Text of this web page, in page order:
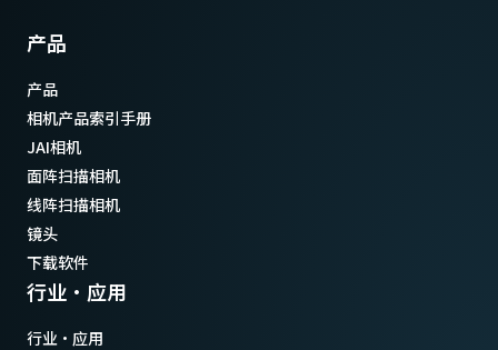
产品
产品
相机产品索引手册
JAI相机
面阵扫描相机
线阵扫描相机
镜头
下载软件
行业·应用
行业·应用